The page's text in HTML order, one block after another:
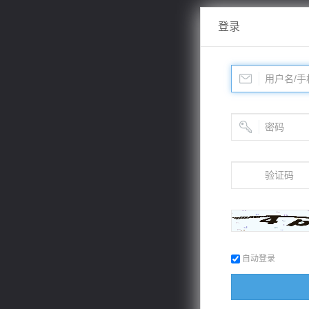
登录
自动登录